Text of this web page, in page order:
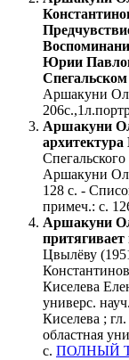
Юрии
Спегальском
Аршакуни
Аршакуни
архитектура
Аршакуни
128 с. -
примеч.: с.
Аршакуни
Цвылёву
Киселева
универс.
Киселева ;
областная
с. ПОЛНЫЙ